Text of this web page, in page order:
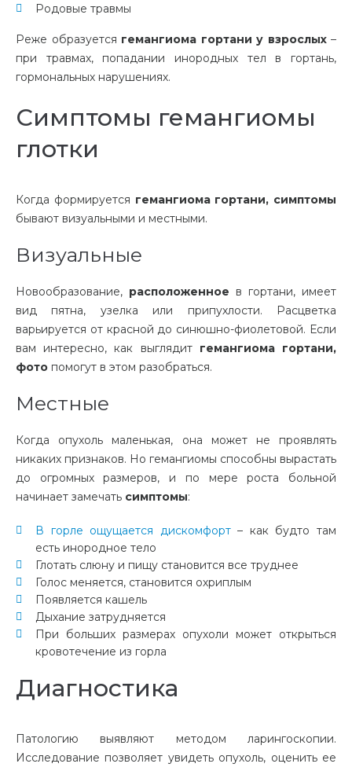
Родовые травмы
Реже образуется гемангиома гортани у взрослых–
при травмах, попадании инородных тел в гортань,
гормональных нарушениях.
Симптомы гемангиомы
глотки
Когда формируется гемангиома гортани, симптомы
бывают визуальными и местными.
Визуальные
Новообразование, расположенное в гортани, имеет
вид пятна, узелка или припухлости. Расцветка
варьируется от красной до синюшно-фиолетовой. Если
вам интересно, как выглядит гемангиома гортани,
фото помогут в этом разобраться.
Местные
Когда опухоль маленькая, она может не проявлять
никаких признаков. Но гемангиомы способны вырастать
до огромных размеров, и по мере роста больной
начинает замечать симптомы:
В горле ощущается дискомфорт– как будто там
есть инородное тело
Глотать слюну и пищу становится все труднее
Голос меняется, становится охриплым
Появляется кашель
Дыхание затрудняется
При больших размерах опухоли может открыться
кровотечение из горла
Диагностика
Патологию выявляют методом ларингоскопии.
Исследование позволяет увидеть опухоль, оценить ее